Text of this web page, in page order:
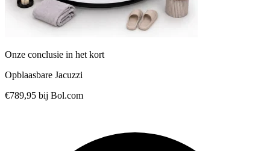
Onze conclusie in het kort
Opblaasbare Jacuzzi
€789,95 bij Bol.com